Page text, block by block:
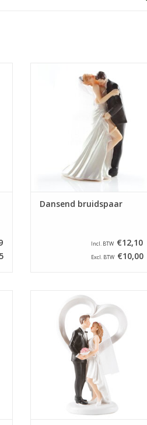
bruidstaart. Dit bruidspaar is 13
cm hoog.
TOEVOEGEN AAN WINKELWAGEN
Dansend bruidspaar
Incl. BTW €12,10
Excl. BTW €10,00
Mooie decoratie voor een
bruidstaart. Dit bruidspaar is
13,5 cm hoog en danst onder
een hart.
TOEVOEGEN AAN WINKELWAGEN